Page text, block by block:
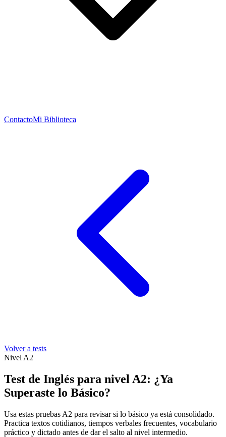
ContactoMi Biblioteca
Volver a tests
Nivel A2
Test de Inglés para nivel A2: ¿Ya
Superaste lo Básico?
Usa estas pruebas A2 para revisar si lo básico ya está consolidado.
Practica textos cotidianos, tiempos verbales frecuentes, vocabulario
práctico y dictado antes de dar el salto al nivel intermedio.